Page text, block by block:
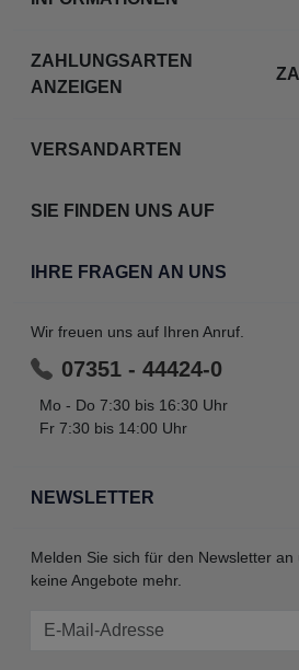
NEWSLETTER
Melden Sie sich für den Newsletter an
keine Angebote mehr.
ZAHLUNGSARTEN
ANZEIGEN
VERSANDARTEN
SIE FINDEN UNS AUF
IHRE FRAGEN AN UNS
Wir freuen uns auf Ihren Anruf.
07351 - 44424-0
Mo - Do 7:30 bis 16:30 Uhr
Fr 7:30 bis 14:00 Uhr